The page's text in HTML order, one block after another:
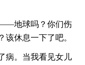
地球吗？你们伤
休息一下了吧。
。当我看见女儿